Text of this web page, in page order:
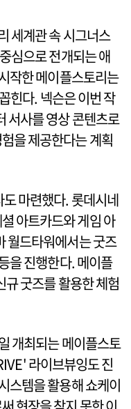
세계관 속 시그너스
심으로 전개되는 애
작한 메이플스토리는
힌다. 넥슨은 이번 작
서사를 영상 콘텐츠로
을 제공한다는 계획
마련했다. 롯데시네
아트카드와 게임 아
월드타워에서는 굿즈
을 진행한다. 메이플
규 굿즈를 활용한 체험
개최되는 메이플스토
라이브뷰잉도 진
스템을 활용해 쇼케이